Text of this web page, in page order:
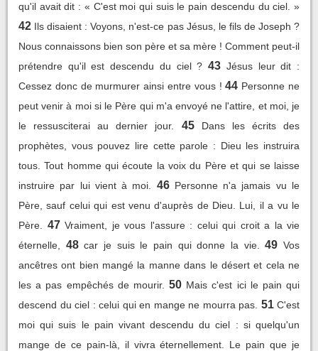
qu'il avait dit : « C'est moi qui suis le pain descendu du ciel. »
42 Ils disaient : Voyons, n'est-ce pas Jésus, le fils de Joseph ?
Nous connaissons bien son père et sa mère ! Comment peut-il
prétendre qu'il est descendu du ciel ? 43 Jésus leur dit :
Cessez donc de murmurer ainsi entre vous ! 44 Personne ne
peut venir à moi si le Père qui m'a envoyé ne l'attire, et moi, je
le ressusciterai au dernier jour.
45
Dans les écrits des
prophètes, vous pouvez lire cette parole : Dieu les instruira
tous. Tout homme qui écoute la voix du Père et qui se laisse
instruire par lui vient à moi.
46 Personne n'a jamais vu le
Père, sauf celui qui est venu d'auprès de Dieu. Lui, il a vu le
Père.
47 Vraiment, je vous l'assure : celui qui croit a la vie
éternelle,
48 car je suis le pain qui donne la vie. 49 Vos
ancêtres ont bien mangé la manne dans le désert et cela ne
les a pas empêchés de mourir. 50 Mais c'est ici le pain qui
descend du ciel : celui qui en mange ne mourra pas. 51 C'est
moi qui suis le pain vivant descendu du ciel : si quelqu'un
mange de ce pain-là, il vivra éternellement. Le pain que je